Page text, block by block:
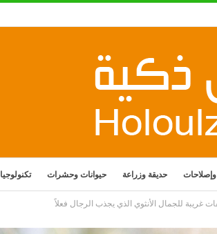
وإصلاحات حديقة وزراعة حيوانات وحشرات تكنولوجيا